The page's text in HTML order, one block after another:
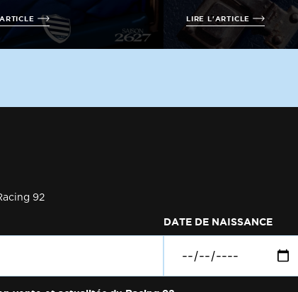
LIRE L'ARTICLE
92
DATE DE NAISSANCE